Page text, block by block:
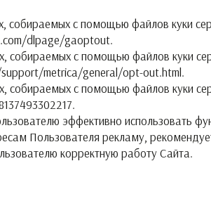
собираемых с помощью файлов куки
dlpage/gaoptout.
собираемых с помощью файлов куки
support/metrica/general/opt-out.html.
собираемых с помощью файлов куки
эффективно использовать
Пользователя рекламу,
корректную работу Сайта.